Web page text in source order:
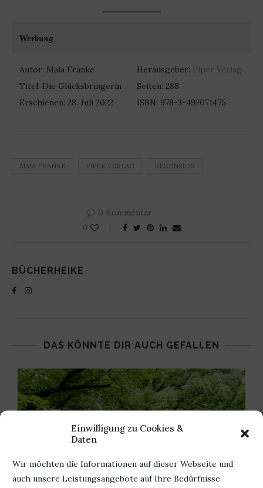
Einwilligung zu Cookies &
Daten
Wir möchten die Informationen auf dieser Webseite und
auch unsere Leistungsangebote auf Ihre Bedürfnisse
Werbung
Autor: Maia Franke
Titel: Die Glücksbringerin
Erschienen: 28. Juli 2022
Herausgeber: Piper Verlag
Seiten: 288
ISBN: 978-3-492071475
MAIA FRANKE PIPER VERLAG REZENSION
0 Kommentar
0
BÜCHERHEIKE
DAS KÖNNTE DIR AUCH GEFALLEN